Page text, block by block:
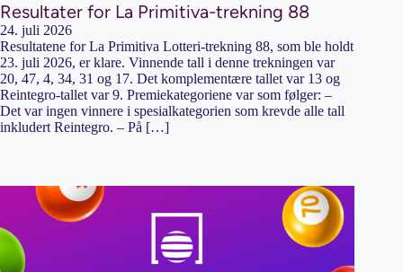
Resultater for La Primitiva-trekning 88
24. juli 2026
Resultatene for La Primitiva Lotteri-trekning 88, som ble holdt
23. juli 2026, er klare. Vinnende tall i denne trekningen var
20, 47, 4, 34, 31 og 17. Det komplementære tallet var 13 og
Reintegro-tallet var 9. Premiekategoriene var som følger: –
Det var ingen vinnere i spesialkategorien som krevde alle tall
inkludert Reintegro. – På […]